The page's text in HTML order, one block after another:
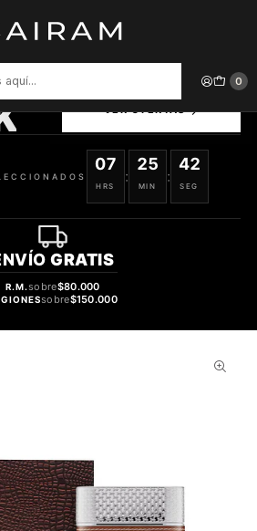
0
EXTREME HOMBRE EDP 100 ML
SELECCIONADOS
07
HRS
:
25
MIN
:
41
SEG
GRATIS
R.M.sobre$80.000
sobre$150.000